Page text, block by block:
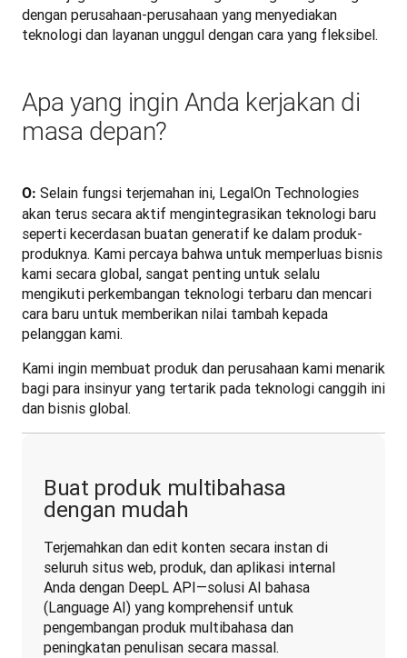
dengan perusahaan-perusahaan yang menyediakan
teknologi dan layanan unggul dengan cara yang fleksibel.
Apa yang ingin Anda kerjakan di
masa depan?
O: Selain fungsi terjemahan ini, LegalOn Technologies
akan terus secara aktif mengintegrasikan teknologi baru
seperti kecerdasan buatan generatif ke dalam produk-
produknya. Kami percaya bahwa untuk memperluas bisnis
kami secara global, sangat penting untuk selalu
mengikuti perkembangan teknologi terbaru dan mencari
cara baru untuk memberikan nilai tambah kepada
pelanggan kami.
Kami ingin membuat produk dan perusahaan kami menarik
bagi para insinyur yang tertarik pada teknologi canggih ini
dan bisnis global.
Buat produk multibahasa
dengan mudah
Terjemahkan dan edit konten secara instan di
seluruh situs web, produk, dan aplikasi internal
Anda dengan DeepL API—solusi AI bahasa
(Language AI) yang komprehensif untuk
pengembangan produk multibahasa dan
peningkatan penulisan secara massal.